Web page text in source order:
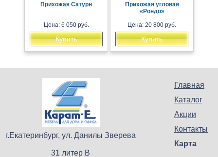
Прихожая Сатурн
Цена: 6 050 руб.
Купить
Прихожая угловая
«Рондо»
Цена: 20 800 руб.
Купить
Главная
Каталог
Акции
Контакты
Карта
г.Екатеринбург, ул. Данилы Зверева
31 литер В